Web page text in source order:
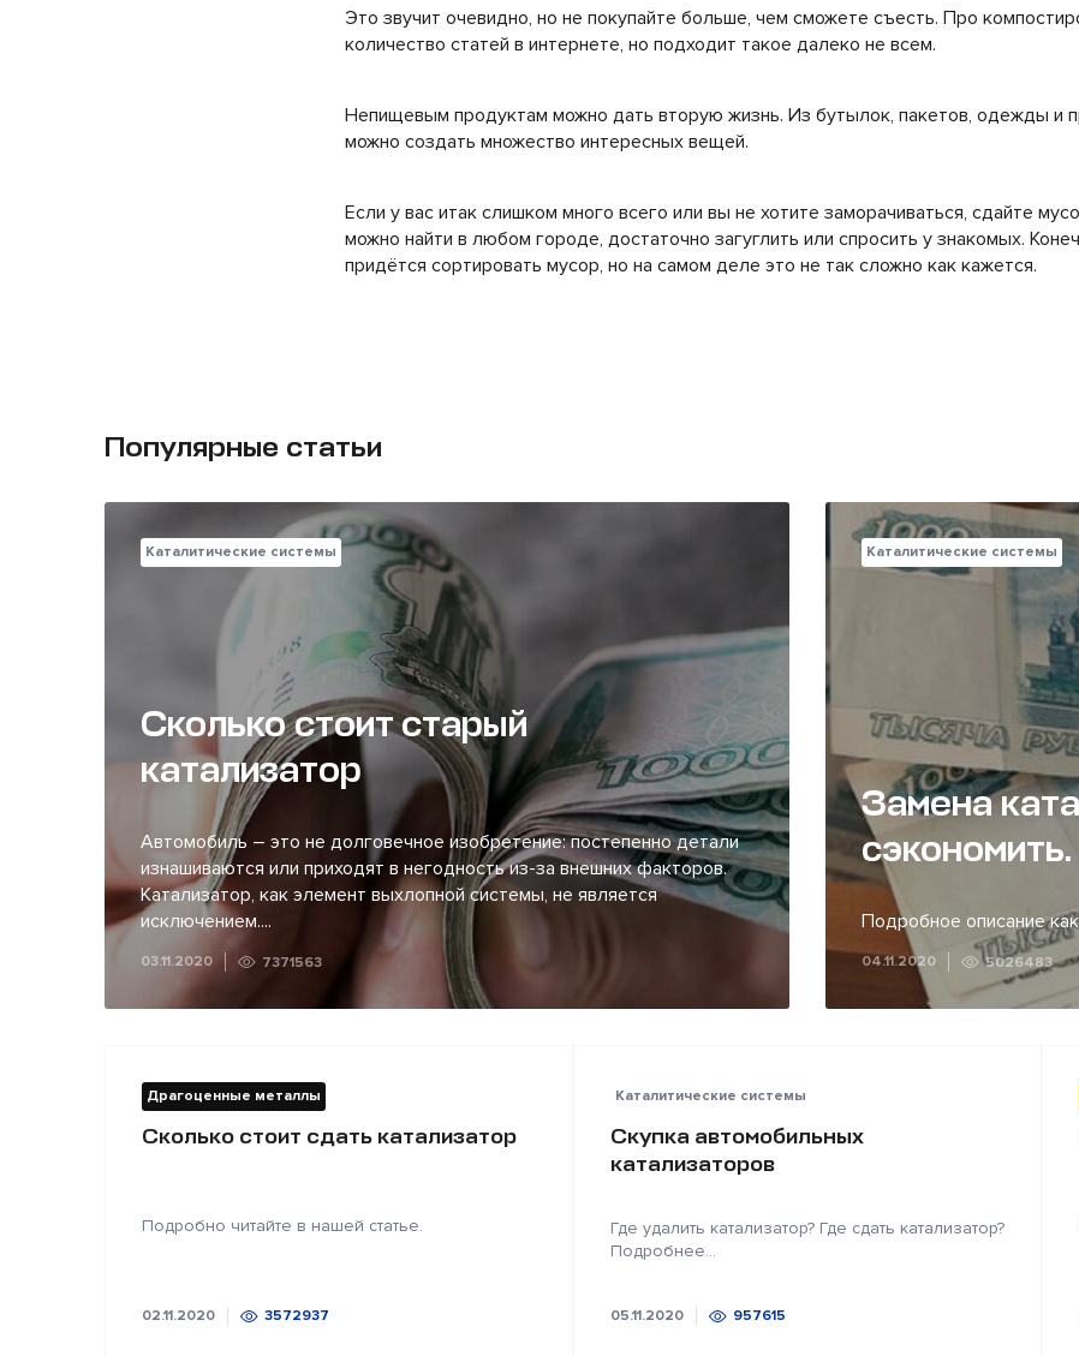
Это звучит очевидно, но не покупайте больше, чем сможете съесть. Про
количество статей в интернете, но подходит такое далеко не всем.
Непищевым продуктам можно дать вторую жизнь. Из бутылок, пакетов, одежды и
можно создать множество интересных вещей.
Если у вас итак слишком много всего или вы не хотите заморачиваться, сдайте
можно найти в любом городе, достаточно загуглить или спросить у знакомых.
придётся сортировать мусор, но на самом деле это не так сложно как кажется.
Популярные статьи
Каталитические системы
Сколько стоит старый
катализатор
Автомобиль – это не долговечное изобретение: постепенно детали
изнашиваются или приходят в негодность из-за внешних факторов.
Катализатор, как элемент выхлопной системы, не является
исключением....
03.11.2020 7371563
Каталитические системы
Замена
сэкономить.
Подробное описание
04.11.2020 5026483
Драгоценные металлы
Сколько стоит сдать катализатор
Подробно читайте в нашей статье.
02.11.2020 3572937
Каталитические системы
Скупка автомобильных
катализаторов
Где удалить катализатор? Где сдать катализатор?
Подробнее...
05.11.2020 957615